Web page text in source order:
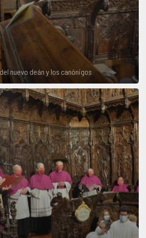
nuevo deán y los canónigos